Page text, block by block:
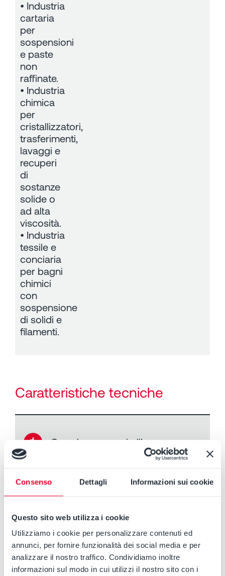
Consenso Dettagli Informazioni sui cookie
Questo sito web utilizza i cookie
Utilizziamo i cookie per personalizzare contenuti ed
annunci, per fornire funzionalità dei social media e per
analizzare il nostro traffico. Condividiamo inoltre
informazioni sul modo in cui utilizzi il nostro sito con i
• Industria
cartaria
per
sospensioni
e paste
non
raffinate.
• Industria
chimica
per
cristallizzatori,
trasferimenti,
lavaggi e
recuperi
di
sostanze
solide o
ad alta
viscosità.
• Industria
tessile e
conciaria
per bagni
chimici
con
sospensione
di solidi e
filamenti.
Caratteristiche tecniche
➊ Grande passaggio libero
diametro della bocca di mandata: grazie
alla sua disposizione arretrata, la girante
sferici fino al 90% del diametro della
bocca di mandata (vedere tabelle
tecniche per ulteriori dettagli).
Solidi filamentosi e di notevole lunghezza